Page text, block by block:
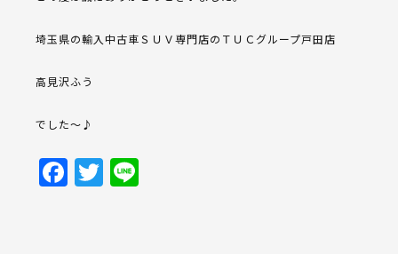
埼玉県の輸入中古車ＳＵＶ専門店のＴＵＣグループ戸田店
高見沢ふう
でした～♪
Facebook
Twitter